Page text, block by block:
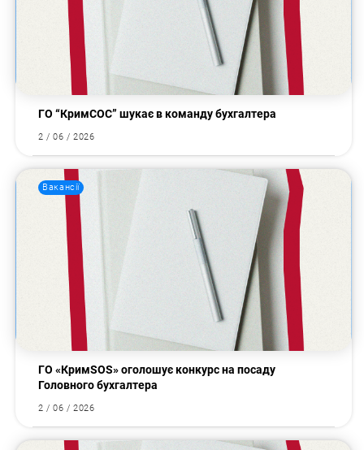
ГО “КримСОС” шукає в команду бухгалтера
2 / 06 / 2026
Вакансії
ГО «КримSOS» оголошує конкурс на посаду
Головного бухгалтера
2 / 06 / 2026